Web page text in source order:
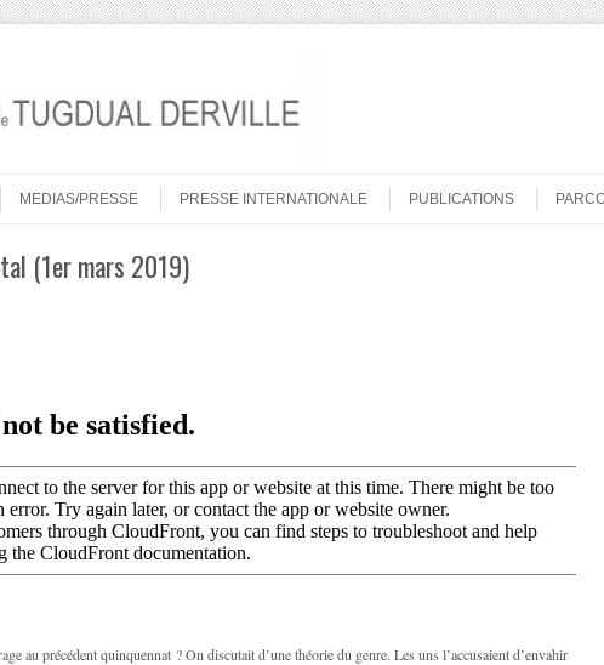
MEDIAS/PRESSE PRESSE INTERNATIONALE PUBLICATIONS
(1er mars 2019)
au précédent quinquennat ? On discutait d’une théorie du genre. Les uns l’accusaient d’envahir